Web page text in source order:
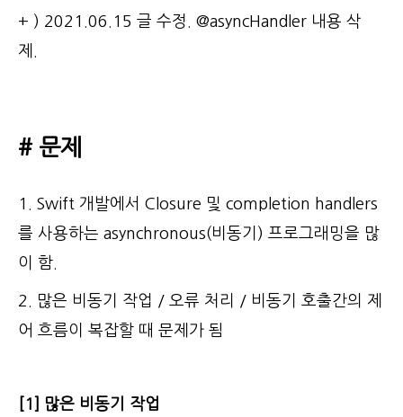
+ ) 2021.06.15 글 수정. @asyncHandler 내용 삭
제.
# 문제
1. Swift 개발에서 Closure 및 completion handlers
를 사용하는 asynchronous(비동기) 프로그래밍을 많
이 함.
2. 많은 비동기 작업 / 오류 처리 / 비동기 호출간의 제
어 흐름이 복잡할 때 문제가 됨
[1] 많은 비동기 작업